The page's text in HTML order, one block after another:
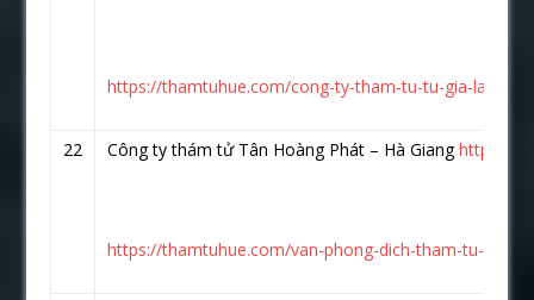
https://thamtuhue.com/cong-ty-tham-tu-tu-gia-lai-uy-
22 Công ty thám tử Tân Hoàng Phát – Hà Gianghttps://
https://thamtuhue.com/van-phong-dich-tham-tu-ha-